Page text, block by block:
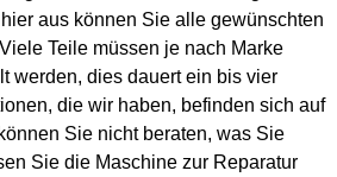
aus können Sie alle gewünschten
Teile müssen je nach Marke
werden, dies dauert ein bis vier
die wir haben, befinden sich auf
Sie nicht beraten, was Sie
Sie die Maschine zur Reparatur